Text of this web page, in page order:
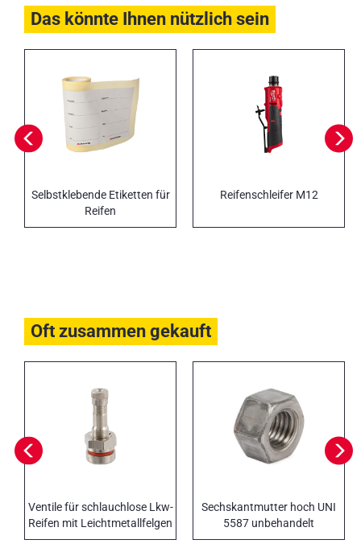
Das könnte Ihnen nützlich sein
Selbstklebende Etiketten für
Reifen
Reifenschleifer M12
Oft zusammen gekauft
Ventile für schlauchlose Lkw-
Reifen mit Leichtmetallfelgen
Sechskantmutter hoch UNI
5587 unbehandelt